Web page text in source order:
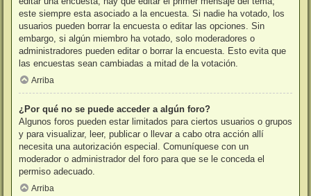
este siempre esta asociado a la encuesta. Si nadie ha votado, los
usuarios pueden borrar la encuesta o editar las opciones. Sin
embargo, si algún miembro ha votado, solo moderadores o
administradores pueden editar o borrar la encuesta. Esto evita que
las encuestas sean cambiadas a mitad de la votación.
Arriba
¿Por qué no se puede acceder a algún foro?
Algunos foros pueden estar limitados para ciertos usuarios o grupos
y para visualizar, leer, publicar o llevar a cabo otra acción allí
necesita una autorización especial. Comuníquese con un
moderador o administrador del foro para que se le conceda el
permiso adecuado.
Arriba